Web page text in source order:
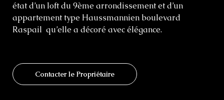
état d’un loft du 9ème arrondissement et d’un
appartement type Haussmannien boulevard
Raspail qu’elle a décoré avec élégance.
Contacter le Propriétaire